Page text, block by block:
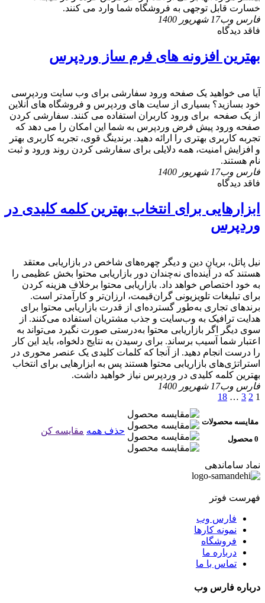
خسارت قابل توجهی به فروشگاه شما وارد می کنند.
فارس وب17 شهریور 1400
فاقد دیدگاه
بهترین افزونه های فرم ساز وردپرس
آیا می خواهید یک صفحه ورود سفارشی برای وب سایت وردپرسی
خود بسازید؟ بسیاری از سایت های وردپرس و فروشگاه های آنلاین
از یک صفحه برای ورود کاربران استفاده می کنند. سفارشی کردن
صفحه ورود پیش فرض وردپرس به شما این امکان را می دهد که
تجربه کاربری بهتری را ارائه دهید. برندینگ قوی، تجربه کاربری بهتر
و افزایش امنیت، همه دلایلی برای سفارشی کردن روند ورود و ثبت
نام هستند.
فارس وب17 شهریور 1400
فاقد دیدگاه
ابزارهایی برای انتخاب بهترین کلمه کلیدی در
وردپرس
نیل پاتل، بریان دین و دیگر چهره‌های شاخص در بازاریابی معتقد
هستند که در آینده‌ای نه‌چندان دور بازاریابی محتوا بخش عظیمی را
به خود اختصاص خواهد داد. بازاریابی محتوا برخلاف هزینه کردن
برای تبلیغات تلویزیونی گران‌قیمت، ارزان‌تر و کارآمدتر است.
برندهای تجاری به‌طور گسترده‌ای از قدرت بازاریابی محتوا برای
هدایت ترافیک به وب‌سایت و جذب مشتریان استفاده می‌کنند. از
سوی دیگر اگر بازاریابی محتوا به‌درستی صورت نگیرد می‌تواند به
اعتبار شما آسیب برساند. برای رسیدن به نتایج دلخواه، باید این کار
را درست انجام دهید. از آنجا که کلمات کلیدی یک عنصر محوری در
استراتژی‌های بازاریابی محتوا هستند پس به ابزارهایی برای انتخاب
بهترین کلمه کلیدی در وردپرس نیاز خواهید داشت.
فارس وب17 شهریور 1400
1
2
3
…
18
مقایسه محصولات
0 محصول
حذف همه مقایسه کن
نماد ساماندهی
فهرست فوتر
فارس وب
نمونه کارها
فروشگاه
درباره ما
تماس با ما
درباره فارس وب